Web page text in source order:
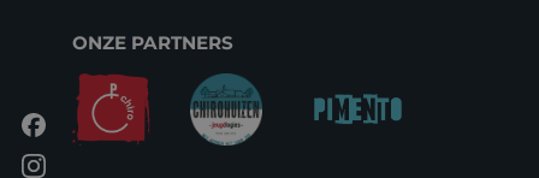
ONZE PARTNERS